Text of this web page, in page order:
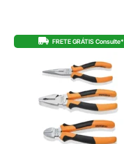
FRETE GRÁTIS Consulte*